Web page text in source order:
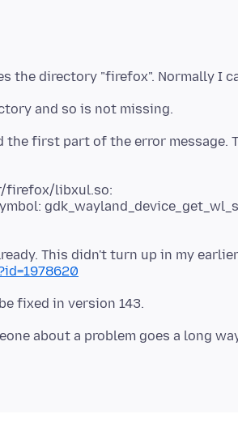
the directory "firefox". Normally I
the first part of the error message.
firefox/libxul.so: